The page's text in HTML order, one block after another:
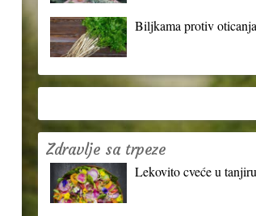
Biljkama protiv
Zdravlje sa trpeze
Lekovito cveće u tanjiru